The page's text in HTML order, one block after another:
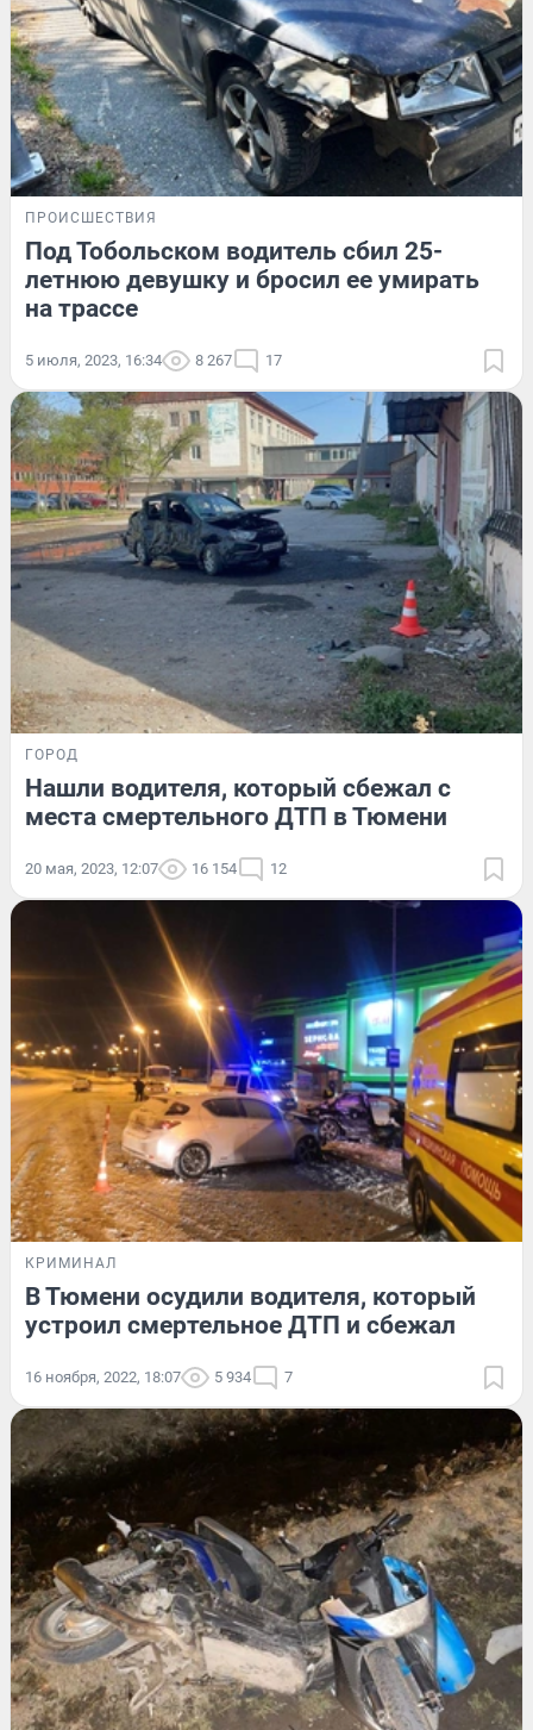
ПРОИСШЕСТВИЯ
Под Тобольском водитель сбил 25-
летнюю девушку и бросил ее умирать
на трассе
5 июля, 2023, 16:34 8 267 17
ГОРОД
Нашли водителя, который сбежал с
места смертельного ДТП в Тюмени
20 мая, 2023, 12:07 16 154 12
КРИМИНАЛ
В Тюмени осудили водителя, который
устроил смертельное ДТП и сбежал
16 ноября, 2022, 18:07 5 934 7